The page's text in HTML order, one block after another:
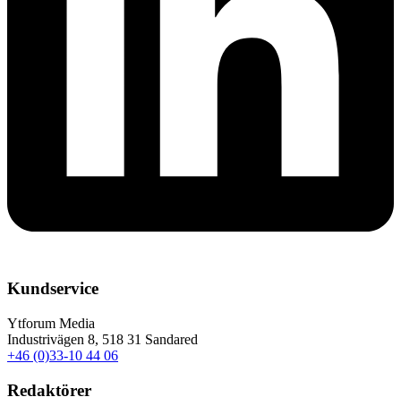
Kundservice
Ytforum Media
Industrivägen 8, 518 31 Sandared
+46 (0)33-10 44 06
Redaktörer